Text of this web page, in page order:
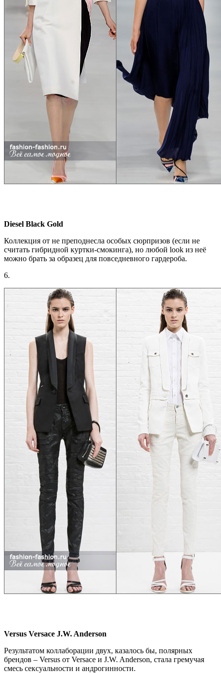
Diesel Black Gold
Коллекция от не преподнесла особых сюрпризов (если не
считать гибридной куртки-смокинга), но любой look из неё
можно брать за образец для повседневного гардероба.
6.
Versus Versace J.W. Anderson
Результатом коллаборации двух, казалось бы, полярных
брендов – Versus от Versace и J.W. Anderson, стала гремучая
смесь сексуальности и андрогинности.